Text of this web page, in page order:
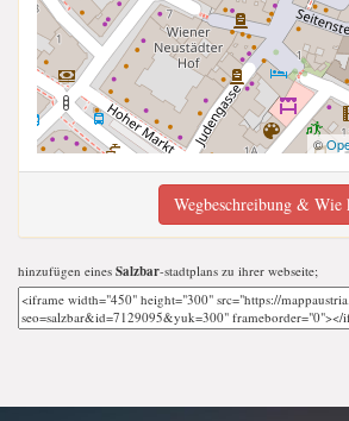
©
Wegbeschreibung &
hinzufügen eines Salzbar-stadtplans zu ihrer webseite;